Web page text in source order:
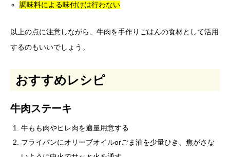
調味料による味付けは行わない
以上の点に注意しながら、牛肉を手作りごはんの食材として活用
するのもいいでしょう。
おすすめレシピ
牛肉ステーキ
牛もも肉やヒレ肉を適量用意する
フライパンにオリーブオイルorごま油を少量ひき、焦がさな